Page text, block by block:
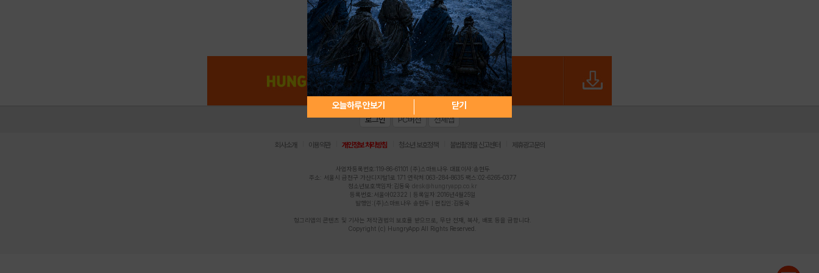
아이디 / 비밀번호 찾기 회원가입
오늘하루 안보기 닫기
로그인 PC버전 전체앱
회사소개 이용약관 개인정보 처리방침 청소년 보호정책 불법촬영물 신고센터 제휴광고문의
사업자등록번호:119-86-61101 (주)스마트나우 대표이사:송현두
주소: 서울시 금천구 가산디지털1로 171 연락처:063-284-8635 팩스:02-6265-0377
청소년보호책임자:김동욱 desk@hungryapp.co.kr
등록번호:서울아02322 | 등록일자:2016년4월25일
발행인:(주)스마트나우 송현두 | 편집인:김동욱
헝그리앱의 콘텐츠 및 기사는 저작권법의 보호를 받으므로, 무단 전재, 복사, 배포 등을 금합니다.
Copyright (c) HungryApp All Rights Reserved.